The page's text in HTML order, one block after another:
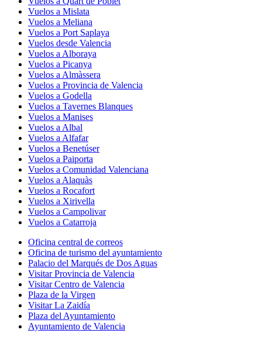
Vuelos a Mislata
Vuelos a Meliana
Vuelos a Port Saplaya
Vuelos desde Valencia
Vuelos a Alboraya
Vuelos a Picanya
Vuelos a Almàssera
Vuelos a Provincia de Valencia
Vuelos a Godella
Vuelos a Tavernes Blanques
Vuelos a Manises
Vuelos a Albal
Vuelos a Alfafar
Vuelos a Benetúser
Vuelos a Paiporta
Vuelos a Comunidad Valenciana
Vuelos a Alaquàs
Vuelos a Rocafort
Vuelos a Xirivella
Vuelos a Campolivar
Vuelos a Catarroja
Oficina central de correos
Oficina de turismo del ayuntamiento
Palacio del Marqués de Dos Aguas
Visitar Provincia de Valencia
Visitar Centro de Valencia
Plaza de la Virgen
Visitar La Zaidía
Plaza del Ayuntamiento
Ayuntamiento de Valencia